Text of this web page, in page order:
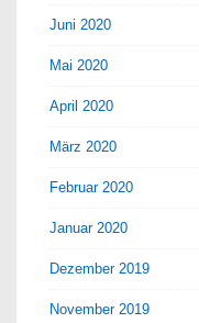
Juni 2020
Mai 2020
April 2020
März 2020
Februar 2020
Januar 2020
Dezember 2019
November 2019